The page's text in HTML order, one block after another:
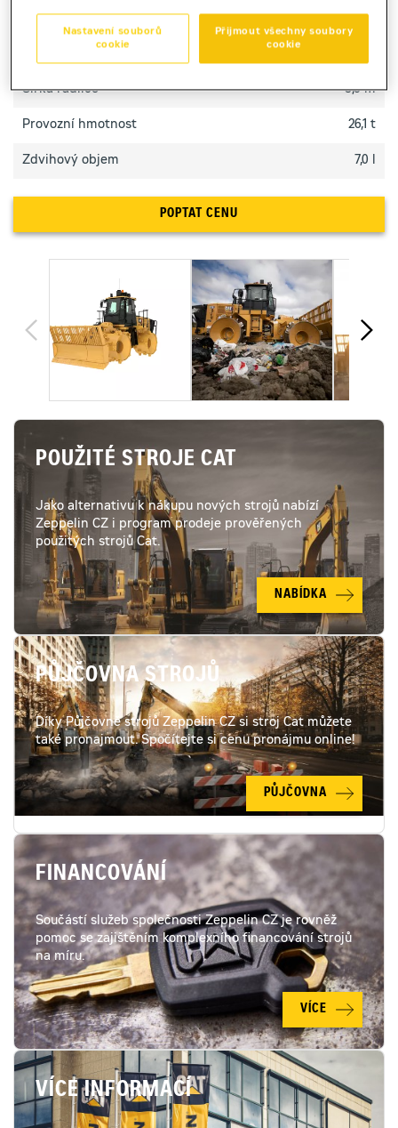
Šířka radlice 3,6 m
Provozní hmotnost 26,1 t
Zdvihový objem 7,0 l
POPTAT CENU
POUŽITÉ STROJE CAT
Jako alternativu k nákupu nových strojů nabízí
Zeppelin CZ i program prodeje prověřených
použitých strojů Cat.
NABÍDKA
PŮJČOVNA STROJŮ
Díky Půjčovně strojů Zeppelin CZ si stroj Cat můžete
také pronajmout. Spočítejte si cenu pronájmu online!
PŮJČOVNA
FINANCOVÁNÍ
Součástí služeb společnosti Zeppelin CZ je rovněž
pomoc se zajištěním komplexního financování strojů
na míru.
VÍCE
VÍCE INFORMACÍ
Přijmout všechny soubory
cookie
Nastavení souborů
cookie